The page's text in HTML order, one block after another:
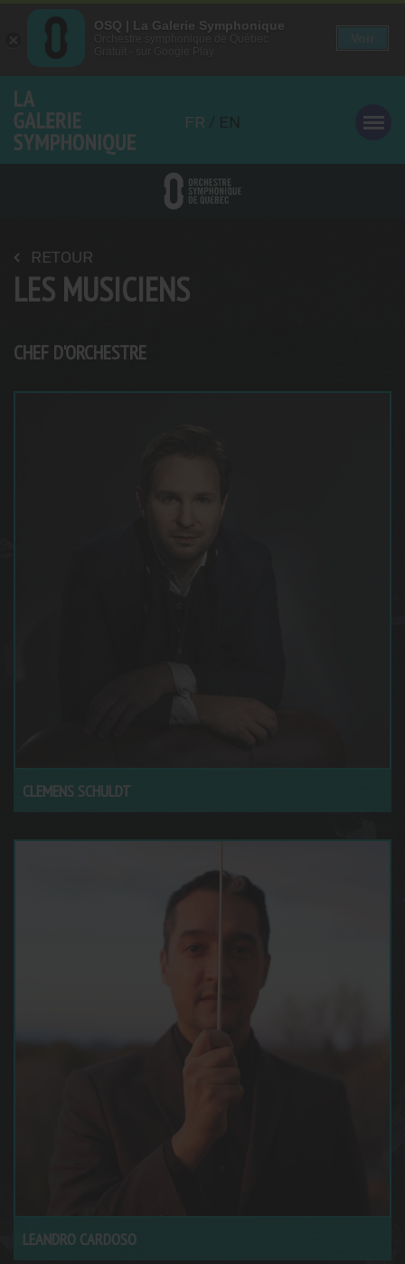
au
contenu
principal
FR / EN
RETOUR
LES MUSICIENS
CHEF D'ORCHESTRE
CLEMENS SCHULDT
LEANDRO CARDOSO
OSQ | La Galerie Symphonique
OSQ | La Galerie Symphonique